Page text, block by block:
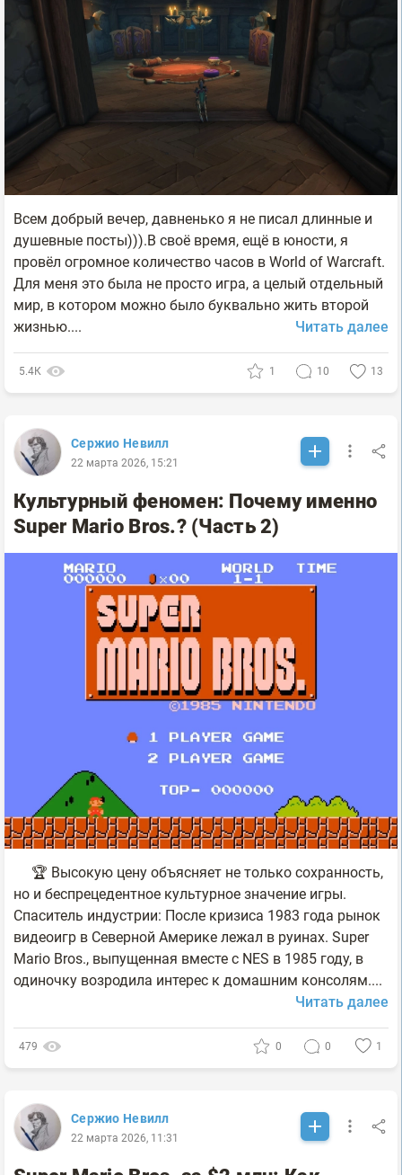
Всем добрый вечер, давненько я не писал длинные и
душевные посты))).В своё время, ещё в юности, я
провёл огромное количество часов в World of Warcraft.
Для меня это была не просто игра, а целый отдельный
мир, в котором можно было буквально жить второй
жизнью....
Читать далее
5.4К 1 10 13
Сержио Невилл
22 марта 2026, 15:21
Культурный феномен: Почему именно
Super Mario Bros.? (Часть 2)
🏆 Высокую цену объясняет не только сохранность,
но и беспрецедентное культурное значение игры.
Спаситель индустрии: После кризиса 1983 года рынок
видеоигр в Северной Америке лежал в руинах. Super
Mario Bros., выпущенная вместе с NES в 1985 году, в
одиночку возродила интерес к домашним консолям....
Читать далее
479 0 0 1
Сержио Невилл
22 марта 2026, 11:31